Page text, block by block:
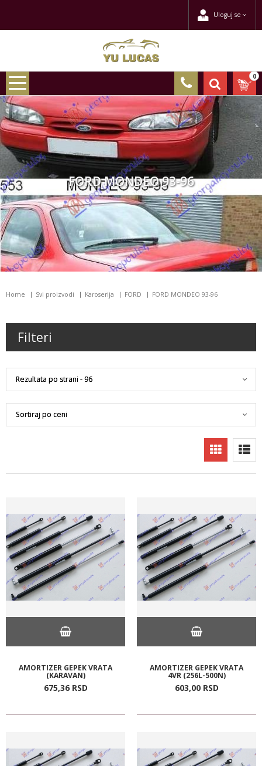
Uloguj se
0
FORD MONDEO 93-96
Home Svi proizvodi Karoserija FORD FORD MONDEO 93-96
Filteri
AMORTIZER GEPEK VRATA
(KARAVAN)
675,36 RSD
AMORTIZER GEPEK VRATA
4VR (256L-500N)
603,00 RSD